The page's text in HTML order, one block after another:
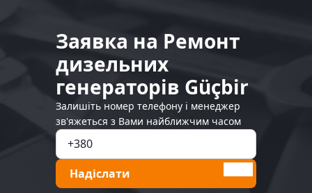
Заявка на Ремонт
дизельних
генераторів Güçbir
Залишіть номер телефону і менеджер
зв'яжеться з Вами найближчим часом
Надіслати